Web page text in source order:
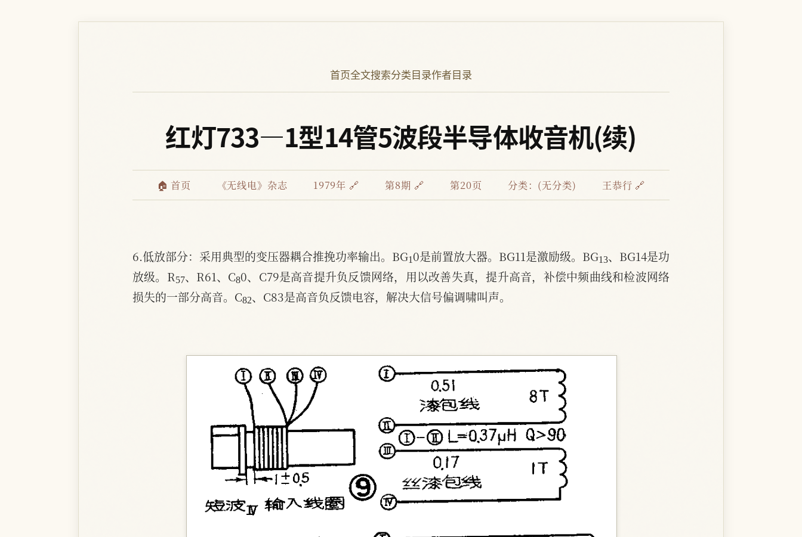
首页全文搜索分类目录作者目录
红灯733—1型14管5波段半导体收音机(续)
🏠 首页 《无线电》杂志 1979年 🔗 第8期 🔗 第20页 分类：(无分类) 王恭行 🔗
6.低放部分：采用典型的变压器耦合推挽功率输出。BG 0是前置放大器。BG11是激励级。BG
、BG14是功
放级。R
57
、R61、C
8
0、C79是高音提升负反馈网络，用以改善失真，提升高音，补偿中频曲线和检波网络
损失的一部分高音。C
82
、C83是高音负反馈电容，解决大信号偏调啸叫声。